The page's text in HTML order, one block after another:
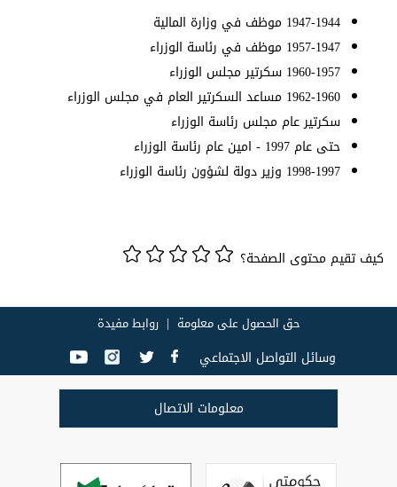
1947-1944 موظف في وزارة المالية
1957-1947 موظف في رئاسة الوزراء
1960-1957 سكرتير مجلس الوزراء
1962-1960 مساعد السكرتير العام في مجلس الوزراء
سكرتير عام مجلس رئاسة الوزراء
حتى عام 1997 - امين عام رئاسة الوزراء
1998-1997 وزير دولة لشؤون رئاسة الوزراء
كيف تقيم محتوى الصفحة؟
حق الحصول على معلومة روابط مفيدة
وسائل التواصل الاجتماعي
معلومات الاتصال